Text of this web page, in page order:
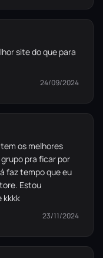
site do que para
24/09/2024
os melhores
pra ficar por
faz tempo que eu
Estou
kkkk
23/11/2024